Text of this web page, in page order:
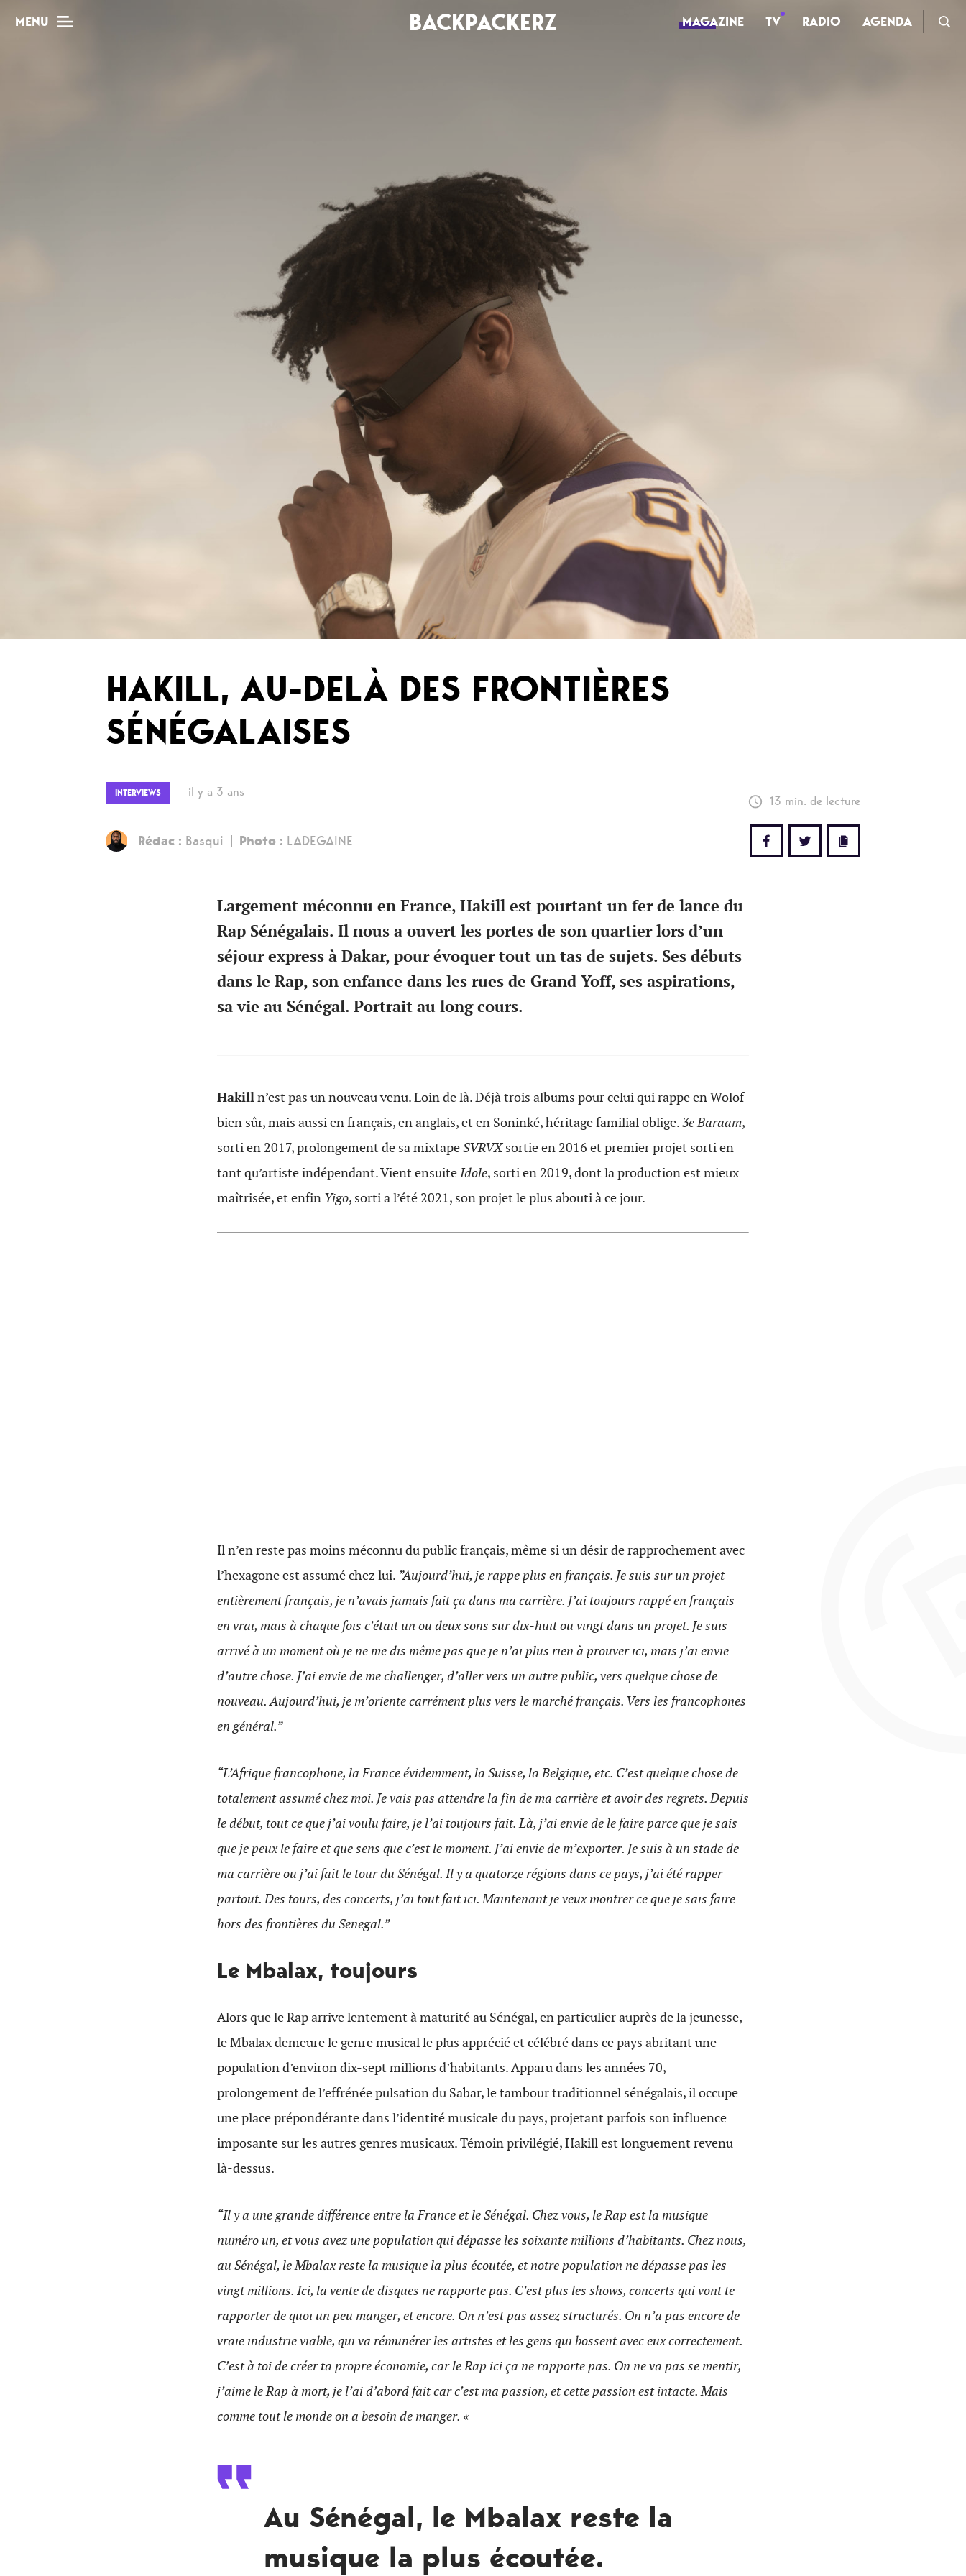
MENU BACKPACKERZ MAGAZINE TV RADIO AGENDA
TV
HAKILL, AU-DELÀ DES FRONTIÈRES
SÉNÉGALAISES
INTERVIEWS il y a 3 ans
13 min. de lecture
Rédac : Basqui Photo : LADEGAINE
Largement méconnu en France, Hakill est pourtant un fer de lance du
Rap Sénégalais. Il nous a ouvert les portes de son quartier lors d’un
séjour express à Dakar, pour évoquer tout un tas de sujets. Ses débuts
dans le Rap, son enfance dans les rues de Grand Yoff, ses aspirations,
sa vie au Sénégal. Portrait au long cours.
Hakilln’est pas un nouveau venu. Loin de là. Déjà trois albums pour celui qui rappe en Wolof
bien sûr, mais aussi en français, en anglais, et en Soninké, héritage familial oblige.3e Baraam,
sorti en 2017, prolongement de sa mixtapeSVRVXsortie en 2016 et premier projet sorti en
tant qu’artiste indépendant. Vient ensuiteIdole, sorti en 2019, dont la production est mieux
maîtrisée, et enfin Yigo, sorti a l’été 2021, son projet le plus abouti à ce jour.
Il n’en reste pas moins méconnu du public français, même si un désir de rapprochement avec
l’hexagone est assumé chez lui. ”Aujourd’hui, je rappe plus en français. Je suis sur un projet
entièrement français, je n’avais jamais fait ça dans ma carrière. J’ai toujours rappé en français
en vrai, mais à chaque fois c’était un ou deux sons sur dix-huit ou vingt dans un projet. Je suis
arrivé à un moment où je ne me dis même pas que je n’ai plus rien à prouver ici, mais j’ai envie
d’autre chose. J’ai envie de me challenger, d’aller vers un autre public, vers quelque chose de
nouveau. Aujourd’hui, je m’oriente carrément plus vers le marché français. Vers les francophones
en général.”
“L’Afrique francophone, la France évidemment, la Suisse, la Belgique, etc. C’est quelque chose de
totalement assumé chez moi. Je vais pas attendre la fin de ma carrière et avoir des regrets. Depuis
le début, tout ce que j’ai voulu faire, je l’ai toujours fait. Là, j’ai envie de le faire parce que je sais
que je peux le faire et que sens que c’est le moment. J’ai envie de m’exporter. Je suis à un stade de
ma carrière ou j’ai fait le tour du Sénégal. Il y a quatorze régions dans ce pays, j’ai été rapper
partout. Des tours, des concerts, j’ai tout fait ici. Maintenant je veux montrer ce que je sais faire
hors des frontières du Senegal.”
Le Mbalax, toujours
Alors que le Rap arrive lentement à maturité au Sénégal, en particulier auprès de la jeunesse,
le Mbalax demeure le genre musical le plus apprécié et célébré dans ce pays abritant une
population d’environ dix-sept millions d’habitants. Apparu dans les années 70,
prolongement de l’effrénée pulsation du Sabar, le tambour traditionnel sénégalais, il occupe
une place prépondérante dans l’identité musicale du pays, projetant parfois son influence
imposante sur les autres genres musicaux. Témoin privilégié, Hakill est longuement revenu
là-dessus.
“Il y a une grande différence entre la France et le Sénégal. Chez vous, le Rap est la musique
numéro un, et vous avez une population qui dépasse les soixante millions d’habitants. Chez nous,
au Sénégal, le Mbalax reste la musique la plus écoutée, et notre population ne dépasse pas les
vingt millions. Ici, la vente de disques ne rapporte pas. C’est plus les shows, concerts qui vont te
rapporter de quoi un peu manger, et encore. On n’est pas assez structurés. On n’a pas encore de
vraie industrie viable, qui va rémunérer les artistes et les gens qui bossent avec eux correctement.
C’est à toi de créer ta propre économie, car le Rap ici ça ne rapporte pas. On ne va pas se mentir,
j’aime le Rap à mort, je l’ai d’abord fait car c’est ma passion, et cette passion est intacte. Mais
comme tout le monde on a besoin de manger. «
Au Sénégal, le Mbalax reste la
musique la plus écoutée.